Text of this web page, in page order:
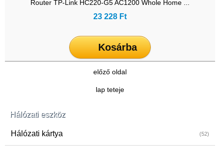
Hálózati eszköz
Hálózati kártya (52)
Router TP-Link HC220-G5 AC1200 Whole Home ...
23 228 Ft
Kosárba
előző oldal
lap teteje